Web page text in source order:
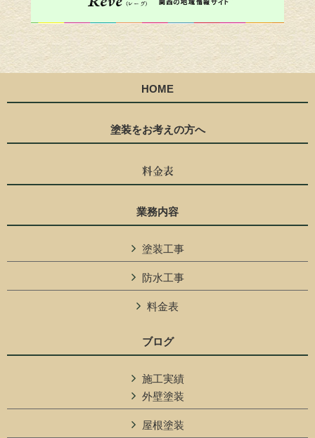
HOME
塗装をお考えの方へ
料金表
業務内容
塗装工事
防水工事
料金表
ブログ
施工実績
外壁塗装
屋根塗装